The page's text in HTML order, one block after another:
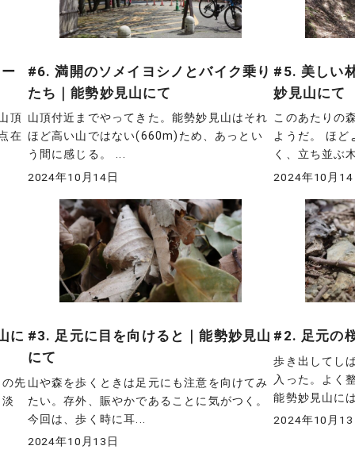
頂
在
#6. 満開のソメイヨシノとバイク乗り
たち｜能勢妙見山にて
山頂付近までやってきた。能勢妙見山はそれ
ほど高い山ではない(660m)ため、あっとい
う間に感じる。 ...
2024年10月14日
#5. 美しい
妙見山にて
このあたりの
ようだ。 ほど
く、立ち並ぶ
2024年10月14
に
先
#3. 足元に目を向けると｜能勢妙見山
にて
山や森を歩くときは足元にも注意を向けてみ
たい。存外、賑やかであることに気がつく。
今回は、歩く時に耳...
2024年10月13日
#2. 足元の
歩き出してし
入った。よく
能勢妙見山に
2024年10月13